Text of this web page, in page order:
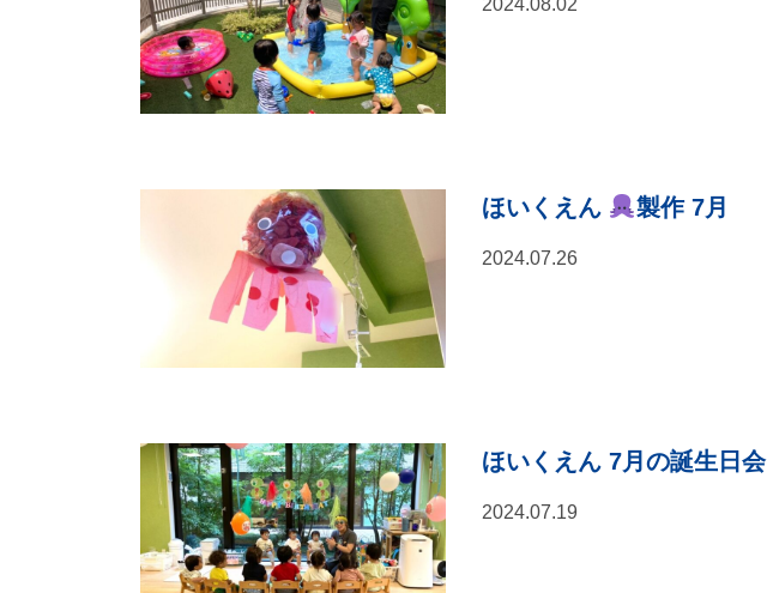
ほいくえん 製作 7月
2024.07.26
ほいくえん 7月の誕生日会
2024.07.19